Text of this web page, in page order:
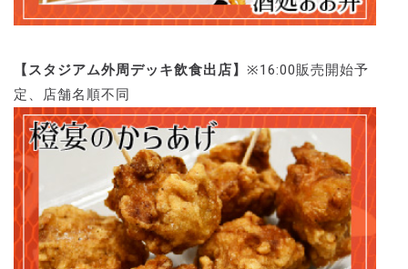
【スタジアム外周デッキ飲食出店】 ※16:00販売開始予
定、店舗名順不同